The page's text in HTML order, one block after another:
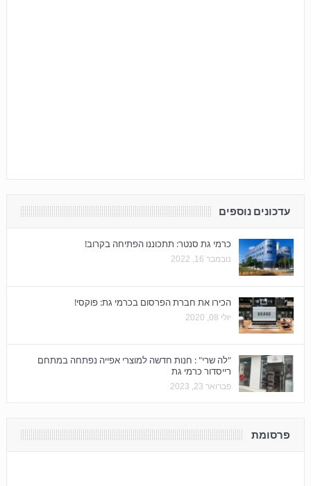
עדכונים נוספים
כרמי גת סנטר: תתכוננו הפתיחה בקרוב!
נובמבר 16, 2022
הכירו את חברת הפרסום בכרמי גת: פוקסי!
יולי 08, 2020
"לה שרי" : חנות חדשה למוצרי אפייה נפתחה במתחם
רייסדור כרמי גת
פברואר 23, 2023
פרסומת